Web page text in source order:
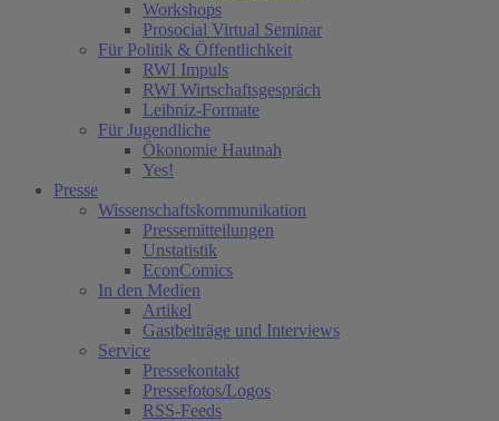
Workshops
Prosocial Virtual Seminar
Für Politik & Öffentlichkeit
RWI Impuls
RWI Wirtschaftsgespräch
Leibniz-Formate
Für Jugendliche
Ökonomie Hautnah
Yes!
Presse
Wissenschaftskommunikation
Pressemitteilungen
Unstatistik
EconComics
In den Medien
Artikel
Gastbeiträge und Interviews
Service
Pressekontakt
Pressefotos/Logos
RSS-Feeds